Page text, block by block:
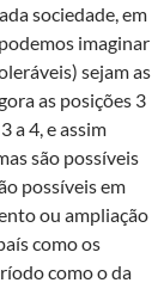
sociedade, em
imaginar
sejam as
as posições 3
a 4, e assim
são possíveis
possíveis em
ou ampliação
como os
como o da